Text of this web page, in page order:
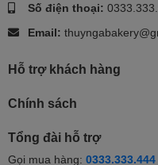
Số điện thoại:
Email:
Hỗ trợ khách hàng
Chính sách
Tổng đài hỗ trợ
Gọi mua hàng: 0333.333.444